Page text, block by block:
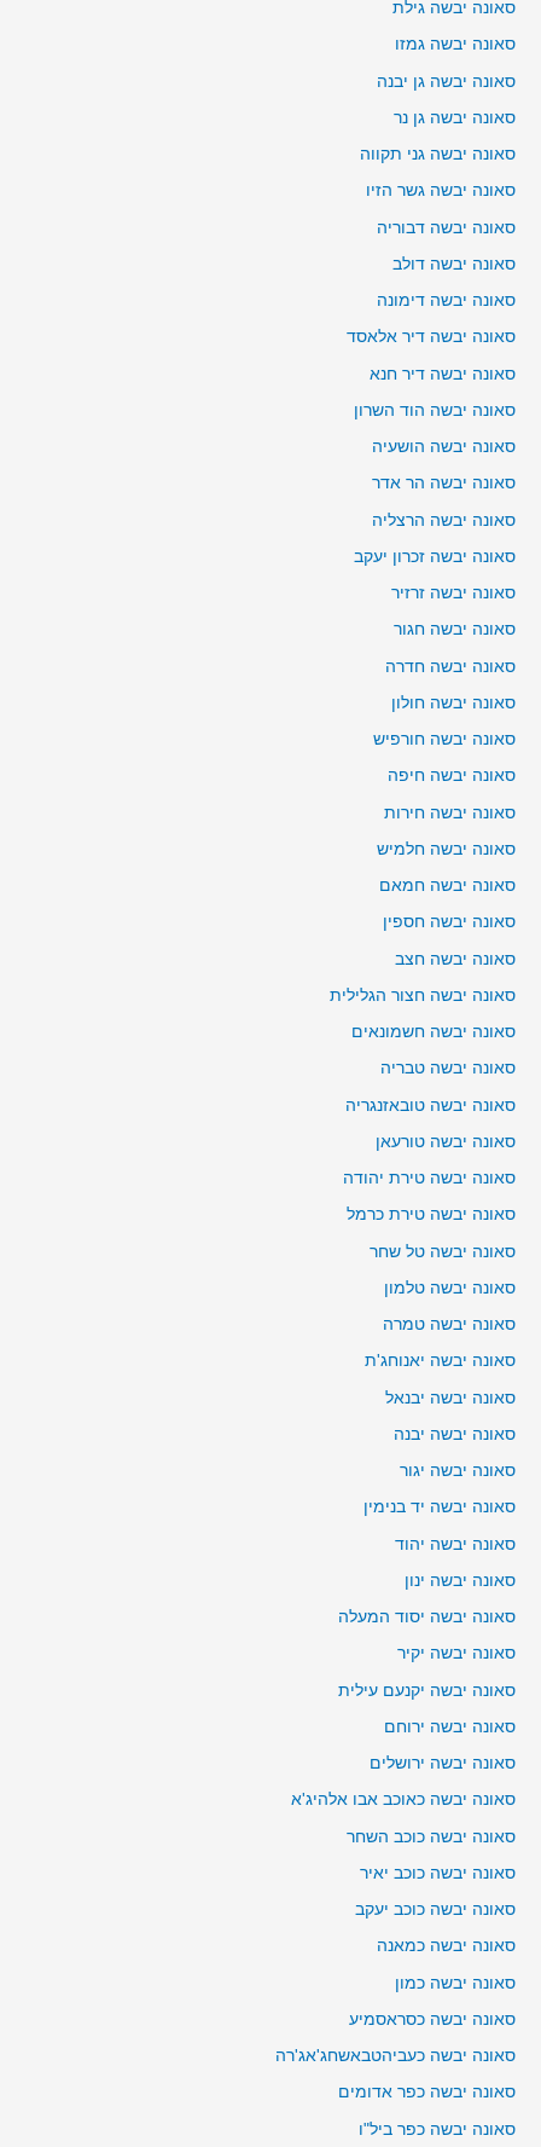
סאונה יבשה גילת
סאונה יבשה גמזו
סאונה יבשה גן יבנה
סאונה יבשה גן נר
סאונה יבשה גני תקווה
סאונה יבשה גשר הזיו
סאונה יבשה דבוריה
סאונה יבשה דולב
סאונה יבשה דימונה
סאונה יבשה דיר אלאסד
סאונה יבשה דיר חנא
סאונה יבשה הוד השרון
סאונה יבשה הושעיה
סאונה יבשה הר אדר
סאונה יבשה הרצליה
סאונה יבשה זכרון יעקב
סאונה יבשה זרזיר
סאונה יבשה חגור
סאונה יבשה חדרה
סאונה יבשה חולון
סאונה יבשה חורפיש
סאונה יבשה חיפה
סאונה יבשה חירות
סאונה יבשה חלמיש
סאונה יבשה חמאם
סאונה יבשה חספין
סאונה יבשה חצב
סאונה יבשה חצור הגלילית
סאונה יבשה חשמונאים
סאונה יבשה טבריה
סאונה יבשה טובאזנגריה
סאונה יבשה טורעאן
סאונה יבשה טירת יהודה
סאונה יבשה טירת כרמל
סאונה יבשה טל שחר
סאונה יבשה טלמון
סאונה יבשה טמרה
סאונה יבשה יאנוחג'ת
סאונה יבשה יבנאל
סאונה יבשה יבנה
סאונה יבשה יגור
סאונה יבשה יד בנימין
סאונה יבשה יהוד
סאונה יבשה ינון
סאונה יבשה יסוד המעלה
סאונה יבשה יקיר
סאונה יבשה יקנעם עילית
סאונה יבשה ירוחם
סאונה יבשה ירושלים
סאונה יבשה כאוכב אבו אלהיג'א
סאונה יבשה כוכב השחר
סאונה יבשה כוכב יאיר
סאונה יבשה כוכב יעקב
סאונה יבשה כמאנה
סאונה יבשה כמון
סאונה יבשה כסראסמיע
סאונה יבשה כעביהטבאשחג'אג'רה
סאונה יבשה כפר אדומים
סאונה יבשה כפר ביל"ו